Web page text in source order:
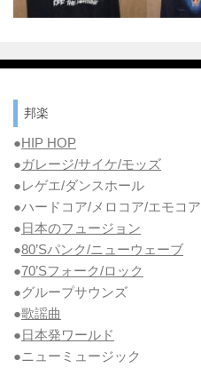
邦楽
●HIP HOP
●ガレージ/サイケ/モッズ
●レゲエ/ダンスホール
●ハードコア/メロコア/エモコア
●日本のフュージョン
●80’Sパンク/ニューウェーブ
●70’Sフォーク/ロック
●グループサウンズ
●歌謡曲
●日本発ワールド
●ニューミュージック